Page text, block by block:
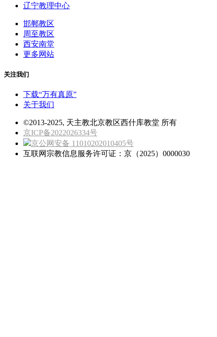
辽宁教理中心
邯郸教区
周至教区
西安南堂
更多网站
关注我们
下载“万有真原”
关于我们
©2013-2025, 天主教北京教区西什库教堂 所有
京ICP备2022026334号
京公网安备 11010202010405号
互联网宗教信息服务许可证：京（2025）0000030